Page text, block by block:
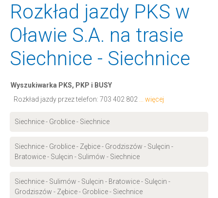
Rozkład jazdy PKS w
Oławie S.A. na trasie
Siechnice - Siechnice
Wyszukiwarka PKS, PKP i BUSY
Rozkład jazdy przez telefon: 703 402 802 ... więcej
Siechnice - Groblice - Siechnice
Siechnice - Groblice - Zębice - Grodziszów - Sulęcin -
Bratowice - Sulęcin - Sulimów - Siechnice
Siechnice - Sulimów - Sulęcin - Bratowice - Sulęcin -
Grodziszów - Zębice - Groblice - Siechnice